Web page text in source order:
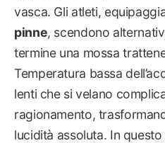
vasca. Gli atleti,
pinne, scendono
termine una mossa
Temperatura bassa
lenti che si velano
ragionamento,
lucidità assoluta. In